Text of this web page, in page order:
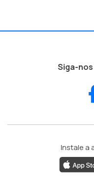
Siga-
Instale a